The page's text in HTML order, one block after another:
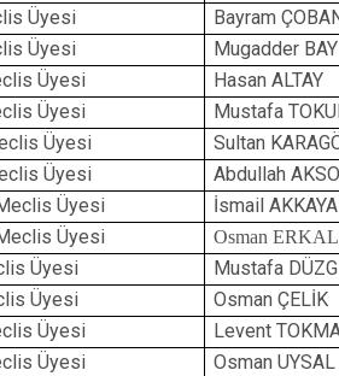
Üyesi
Bayram
Üyesi
Mugadder
Üyesi
Hasan ALTAY
Üyesi
Mustafa
Üyesi
Sultan
Üyesi
Abdullah
Üyesi
İsmail AKKAYA
Üyesi
Osman ERKAL
Üyesi
Mustafa
Üyesi
Osman ÇELİK
Üyesi
Levent
Üyesi
Osman UYSAL